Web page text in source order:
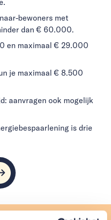
bewoners met
dan € 60.000.
en maximaal € 29.000
je maximaal € 8.500
aanvragen ook mogelijk
is drie